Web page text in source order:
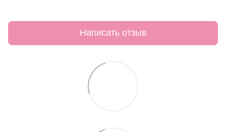
Написать отзыв